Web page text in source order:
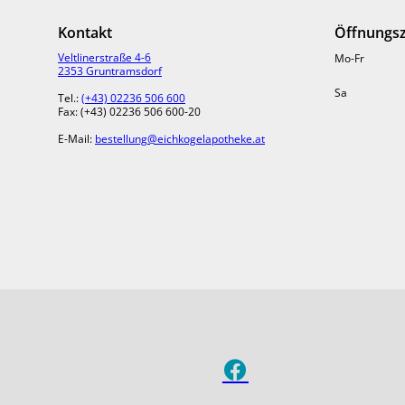
Bis ins Kleinste
Mit Extrakten
zu bleiben und
bewusster,
ausreichend
der Haut. Ja,
Kontakt
Veltlinerstraße 4-6
2353 Gruntramsdorf
Tel.:(+43) 02236 506 600
Fax: (+43) 02236 506 600-20
E-Mail: bestellung@eichkogelapotheke.at
Mo-Fr
Sa